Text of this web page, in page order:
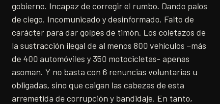
gobierno. Incapaz de corregir el rumbo. Dando palos
de ciego. Incomunicado y desinformado. Falto de
carácter para dar golpes de timón. Los coletazos de
la sustracción ilegal de al menos 800 vehículos –más
de 400 automóviles y 350 motocicletas- apenas
asoman. Y no basta con 6 renuncias voluntarias u
obligadas, sino que caigan las cabezas de esta
arremetida de corrupción y bandidaje. En tanto,